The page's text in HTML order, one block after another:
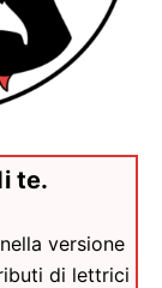
te.
versione
di lettrici